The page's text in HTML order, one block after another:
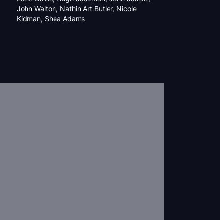
John Walton, Nathin Art Butler, Nicole
Kidman, Shea Adams